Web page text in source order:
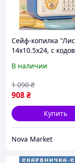
Сейф-копилка
14х10.5х24, с
отпечаток пальца
В наличии
908₴
1 090 ₴
Купить
Nova Market